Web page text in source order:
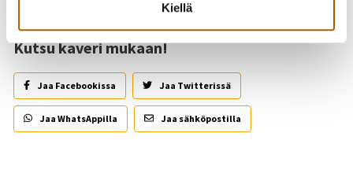
Kiellä
Kutsu kaveri mukaan!
Jaa Facebookissa Jaa Twitterissä
Jaa WhatsAppilla Jaa sähköpostilla